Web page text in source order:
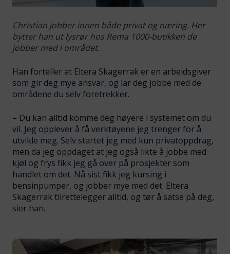
Christian jobber innen både privat og næring. Her
bytter han ut lysrør hos Rema 1000-butikken de
jobber med i området.
Han forteller at Eltera Skagerrak er en arbeidsgiver
som gir deg mye ansvar, og lar deg jobbe med de
områdene du selv foretrekker.
– Du kan alltid komme deg høyere i systemet om du
vil. Jeg opplever å få verktøyene jeg trenger for å
utvikle meg. Selv startet jeg med kun privatoppdrag,
men da jeg oppdaget at jeg også likte å jobbe med
kjøl og frys fikk jeg gå over på prosjekter som
handlet om det. Nå sist fikk jeg kursing i
bensinpumper, og jobber mye med det. Eltera
Skagerrak tilrettelegger alltid, og tør å satse på deg,
sier han.